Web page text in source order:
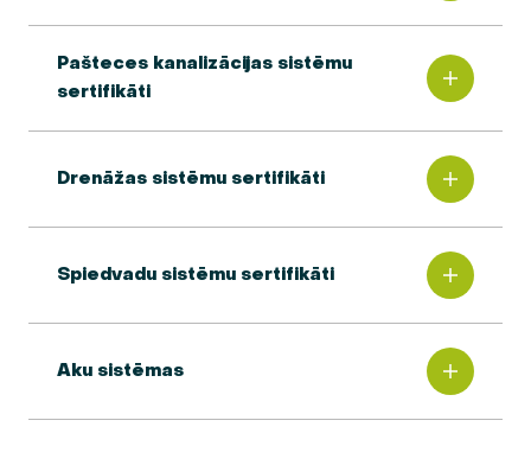
Pašteces kanalizācijas sistēmu
sertifikāti
Drenāžas sistēmu sertifikāti
Spiedvadu sistēmu sertifikāti
Aku sistēmas